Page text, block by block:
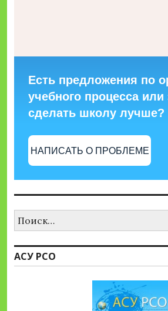
Есть предложения по
учебного процесса или
сделать школу лучше?
НАПИСАТЬ О ПРОБЛЕМЕ
АСУ РСО